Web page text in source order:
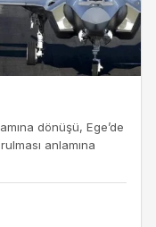
dönüşü, Ege’de
anlamına